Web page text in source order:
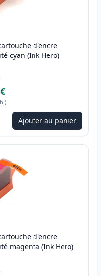
d'encre
cyan (Ink Hero)
)
Ajouter au panier
d'encre
magenta (Ink Hero)